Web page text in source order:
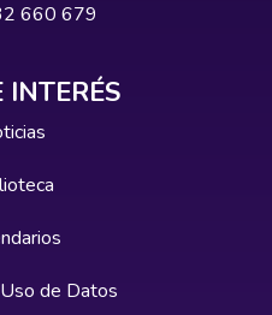
660 679
INTERÉS
de Datos